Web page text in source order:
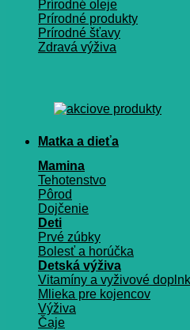
Prírodné oleje
Prírodné produkty
Prírodné šťavy
Zdravá výživa
Matka a dieťa
Mamina
Tehotenstvo
Pôrod
Dojčenie
Deti
Prvé zúbky
Bolesť a horúčka
Detská výživa
Vitamíny a vyživové
Mlieka pre kojencov
Výživa
Čaje